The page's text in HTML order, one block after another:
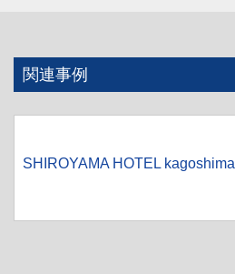
関連事例
SHIROYAMA HOTEL kagoshima